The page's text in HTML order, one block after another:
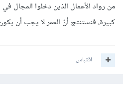
من رواد الأعمال الذين دخلوا المجال
كبيرة، فنستنتج أنّ العمر لا يجب أن
اقتباس